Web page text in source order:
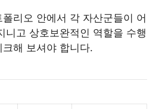
리오 안에서 각 자산군들이 어
니고 상호보완적인 역할을 수행
해 보셔야 합니다.